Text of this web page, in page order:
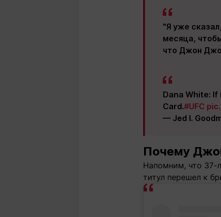
"Я уже
месяца,
что Джон
Dana White:
Card.#UFC
— Jed I.
Почему
Напомним, что 37-
титул перешел к